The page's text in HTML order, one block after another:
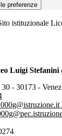
preferenze
istituzionale
Luigi Stefanini
- 30173 -